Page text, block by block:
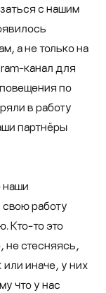
с нашим
а не только на
канал для
по
в работу
партнёры
наши
работу
Кто-то это
не стесняясь,
или иначе, у них
что у нас